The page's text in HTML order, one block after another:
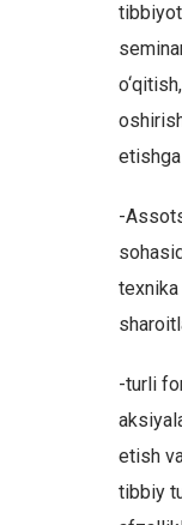
etishga
-
-turli
etish
tibbiy